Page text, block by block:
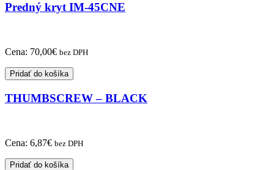
Predný kryt IM-45CNE
Cena: 70,00€ bez DPH
Pridať do košíka
THUMBSCREW – BLACK
Cena: 6,87€ bez DPH
Pridať do košíka